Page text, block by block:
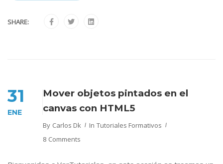
SHARE:
31
ENE
Mover objetos pintados en el
canvas con HTML5
By Carlos Dk In Tutoriales Formativos
8 Comments